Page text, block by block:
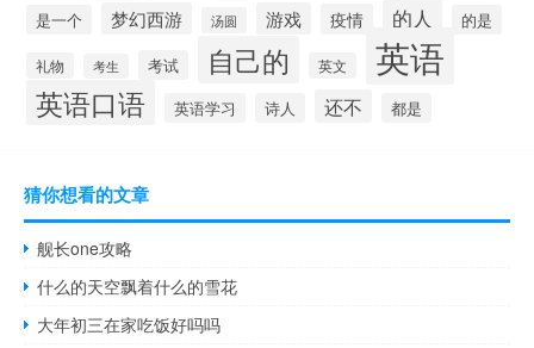
是一个
梦幻西游 汤圆 游戏 疫情 的人 的是
礼物 考生 考试 自己的 英文 英语
英语口语 英语学习 诗人 还不 都是
猜你想看的文章
舰长one攻略
什么的天空飘着什么的雪花
大年初三在家吃饭好吗吗